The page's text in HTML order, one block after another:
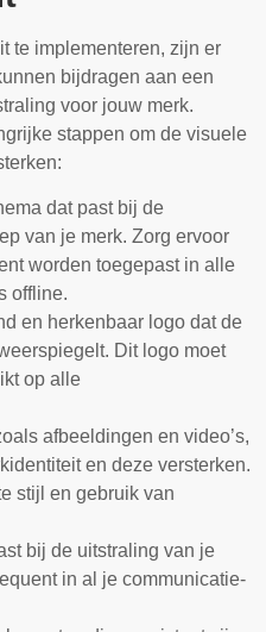
te implementeren, zijn er
bijdragen aan een
voor jouw merk.
stappen om de visuele
dat past bij de
van je merk. Zorg ervoor
worden toegepast in alle
offline.
en herkenbaar logo dat de
Dit logo moet
op alle
afbeeldingen en video’s,
en deze versterken.
stijl en gebruik van
bij de uitstraling van je
in al je communicatie-